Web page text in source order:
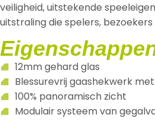
veiligheid, uitstekende
uitstraling die spelers,
12mm gehard glas
Blessurevrij gaashekwerk
100% panoramisch zicht
Modulair systeem van